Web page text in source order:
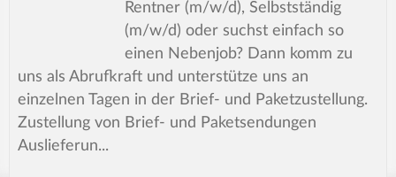
Rentner (m/w/d), Selbstständig
(m/w/d) oder suchst einfach so
einen Nebenjob? Dann komm zu
uns als Abrufkraft und unterstütze uns an
einzelnen Tagen in der Brief- und Paketzustellung.
Zustellung von Brief- und Paketsendungen
Auslieferun...